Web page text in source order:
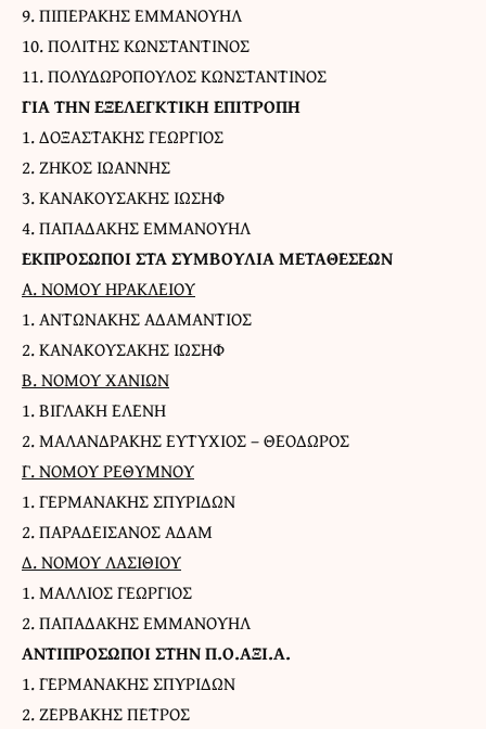
9. ΠΙΠΕΡΑΚΗΣ ΕΜΜΑΝΟΥΗΛ
10. ΠΟΛΙΤΗΣ ΚΩΝΣΤΑΝΤΙΝΟΣ
11. ΠΟΛΥΔΩΡΟΠΟΥΛΟΣ ΚΩΝΣΤΑΝΤΙΝΟΣ
ΓΙΑ ΤΗΝ ΕΞΕΛΕΓΚΤΙΚΗ ΕΠΙΤΡΟΠΗ
1. ΔΟΞΑΣΤΑΚΗΣ ΓΕΩΡΓΙΟΣ
2. ΖΗΚΟΣ ΙΩΑΝΝΗΣ
3. ΚΑΝΑΚΟΥΣΑΚΗΣ ΙΩΣΗΦ
4. ΠΑΠΑΔΑΚΗΣ ΕΜΜΑΝΟΥΗΛ
ΕΚΠΡΟΣΩΠΟΙ ΣΤΑ ΣΥΜΒΟΥΛΙΑ ΜΕΤΑΘΕΣΕΩΝ
Α. ΝΟΜΟΥ ΗΡΑΚΛΕΙΟΥ
1. ΑΝΤΩΝΑΚΗΣ ΑΔΑΜΑΝΤΙΟΣ
2. ΚΑΝΑΚΟΥΣΑΚΗΣ ΙΩΣΗΦ
Β. ΝΟΜΟΥ ΧΑΝΙΩΝ
1. ΒΙΓΛΑΚΗ ΕΛΕΝΗ
2. ΜΑΛΑΝΔΡΑΚΗΣ ΕΥΤΥΧΙΟΣ – ΘΕΟΔΩΡΟΣ
Γ. ΝΟΜΟΥ ΡΕΘΥΜΝΟΥ
1. ΓΕΡΜΑΝΑΚΗΣ ΣΠΥΡΙΔΩΝ
2. ΠΑΡΑΔΕΙΣΑΝΟΣ ΑΔΑΜ
Δ. ΝΟΜΟΥ ΛΑΣΙΘΙΟΥ
1. ΜΑΛΛΙΟΣ ΓΕΩΡΓΙΟΣ
2. ΠΑΠΑΔΑΚΗΣ ΕΜΜΑΝΟΥΗΛ
ΑΝΤΙΠΡΟΣΩΠΟΙ ΣΤΗΝ Π.Ο.ΑΞΙ.Α.
1. ΓΕΡΜΑΝΑΚΗΣ ΣΠΥΡΙΔΩΝ
2. ΖΕΡΒΑΚΗΣ ΠΕΤΡΟΣ